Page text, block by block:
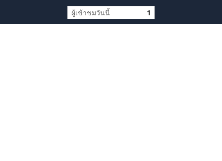
ผู้เข้าชมวันนี้ 1